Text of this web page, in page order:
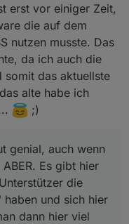
die "kein finanzielles
ein Bein ausreißen.
stoßen diese
gleichen Probleme.
Betriebssystem
was gemacht wird"
erst vor einiger Zeit,
die auf dem
nutzen musste. Das
da ich auch die
somit das aktuellste
alte habe ich
;)
genial, auch wenn
Es gibt hier
die
haben und sich hier
dann hier viel